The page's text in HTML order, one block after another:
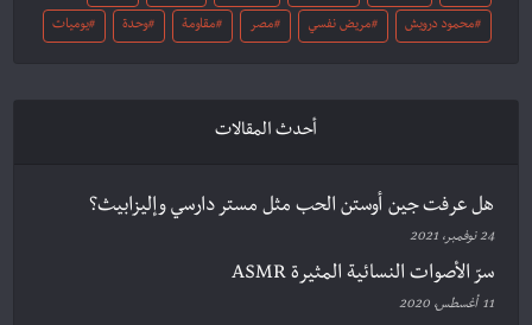
محمود درويش مريض نفسي مصر مقاومة وحدة يوميات
أحدث المقالات
هل عرفت جين أوستن الحب مثل مستر دارسي وإليزابيث؟
24 نوفمبر، 2021
سرّ الأصوات النسائية المثيرة ASMR
11 أغسطس، 2020